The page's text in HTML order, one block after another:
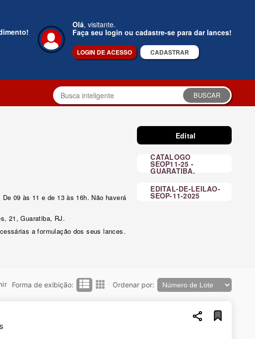
Olá, visitante.
Faça seu login ou cadastre-se para dar lances!
LOGIN DE ACESSO CADASTRAR
BUSCAR
09 às 11 e de 13 às 16h. Não haverá
21, Guaratiba, RJ.
a formulação dos seus lances.
Edital
CATALOGO
SEOP11-25 -
GUARATIBA.
EDITAL-DE-LEILAO-
SEOP-11-2025
Forma de exibição: Ordenar por: